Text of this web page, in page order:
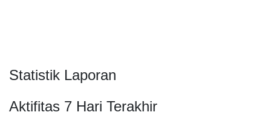
Statistik Laporan
Aktifitas 7 Hari Terakhir